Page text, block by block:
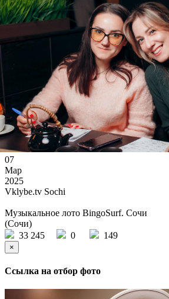
07
Мар
2025
Vklybe.tv Sochi
Музыкальное лото BingoSurf. Сочи
(Сочи)
33 245
0 149
×
Ссылка на отбор фото